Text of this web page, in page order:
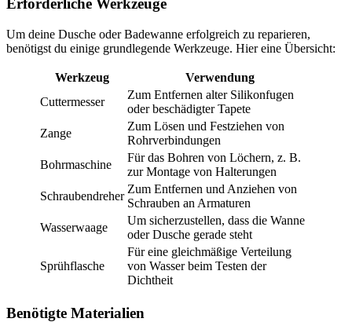
Erforderliche Werkzeuge
Um deine Dusche oder Badewanne erfolgreich zu reparieren,
benötigst du einige grundlegende Werkzeuge. Hier eine Übersicht:
Werkzeug
Verwendung
Cuttermesser
Zum Entfernen alter Silikonfugen
oder beschädigter Tapete
Zange
Zum Lösen und Festziehen von
Rohrverbindungen
Bohrmaschine
Für das Bohren von Löchern, z. B.
zur Montage von Halterungen
Schraubendreher
Zum Entfernen und Anziehen von
Schrauben an Armaturen
Wasserwaage
Um sicherzustellen, dass die Wanne
oder Dusche gerade steht
Sprühflasche
Für eine gleichmäßige Verteilung
von Wasser beim Testen der
Dichtheit
Benötigte Materialien